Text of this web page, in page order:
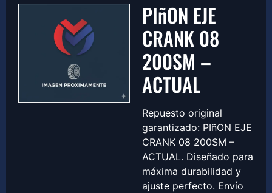
PIñON EJE
CRANK 08
200SM –
ACTUAL
Repuesto original
garantizado: PIñON EJE
CRANK 08 200SM –
ACTUAL. Diseñado para
máxima durabilidad y
ajuste perfecto. Envío